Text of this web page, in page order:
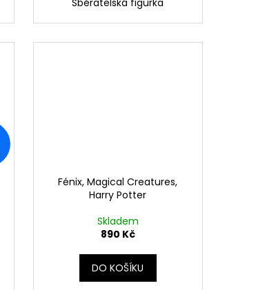
Sběratelská figurka
Fénix, Magical Creatures,
Harry Potter
Skladem
890 Kč
DO KOŠÍKU